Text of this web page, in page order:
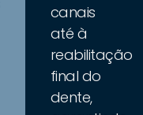
canais
até à
reabilitação
final do
dente,